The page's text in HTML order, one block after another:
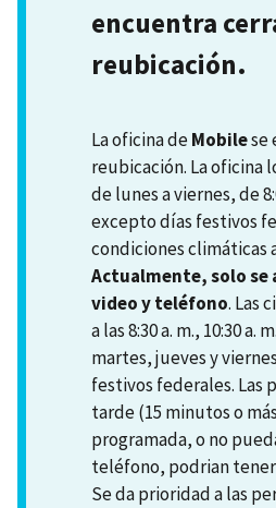
encuentra
reubicación.
La oficina deMobilese
reubicación. La oficina
de lunes a viernes, de
excepto días festivos
condiciones climáticas
Actualmente, solo se
video y teléfono. Las
a las 8:30 a. m., 10:30 a.
martes, jueves y
festivos federales. Las
tarde (15 minutos o
programada, o no
teléfono, podrian
Se da prioridad a las